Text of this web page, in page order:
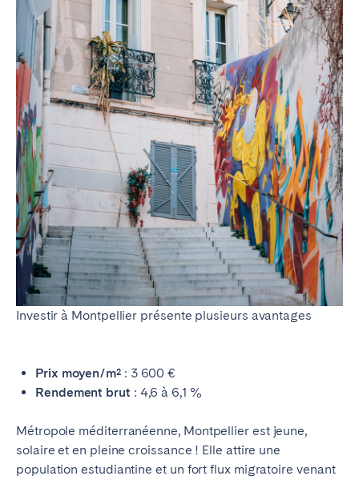
Investir à Montpellier présente plusieurs avantages
Prix moyen/m²: 3 600 €
Rendement brut : 4,6 à 6,1 %
Métropole méditerranéenne, Montpellier est jeune,
solaire et en pleine croissance ! Elle attire une
population estudiantine et un fort flux migratoire venant